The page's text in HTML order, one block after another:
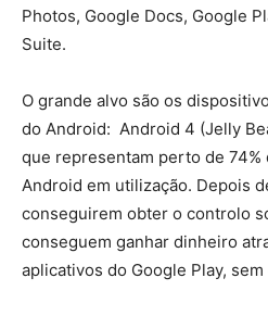
Photos, Google Docs, Google
Suite.
O grande alvo são os
do Android: Android 4 (Jelly
que representam perto de
Android em utilização. Depois
conseguirem obter o controlo
conseguem ganhar dinheiro
aplicativos do Google Play,